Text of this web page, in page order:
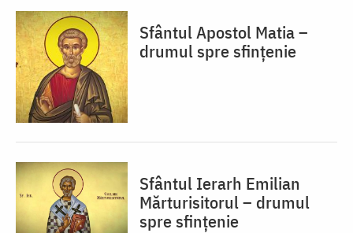
Sfântul Apostol Matia –
drumul spre sfințenie
Sfântul Ierarh Emilian
Mărturisitorul – drumul
spre sfințenie